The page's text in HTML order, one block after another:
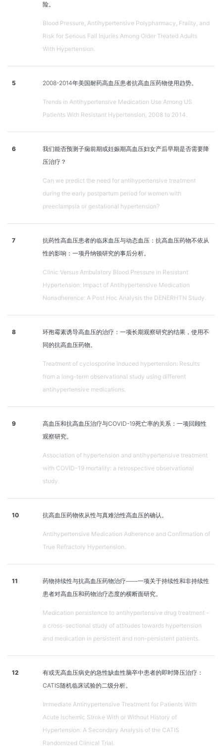
险。
Blood Pressure, Antihypertensive Polypharmacy, Frailty, and
Risk for Serious Fall Injuries Among Older Treated Adults
With Hypertension.
5 2008-2014年美国耐药高血压患者抗高血压药物使用趋势。
Trends in Antihypertensive Medication Use Among US
Patients With Resistant Hypertension, 2008 to 2014.
6
我们能否预测子痫前期或妊娠期高血压妇女产后早期是否需要降
压治疗？
Can we predict the need for antihypertensive treatment
during the early postpartum period for women with
preeclampsia or gestational hypertension?
7
抗药性高血压患者的临床血压与动态血压：抗高血压药物不依从
性的影响：一项丹纳顿研究的事后分析。
Clinic Versus Ambulatory Blood Pressure in Resistant
Hypertension: Impact of Antihypertensive Medication
Nonadherence: A Post Hoc Analysis the DENERHTN Study.
8
环孢霉素诱导高血压的治疗：一项长期观察研究的结果，使用不
同的抗高血压药物。
Treatment of cyclosporine induced hypertension: Results
from a long-term observational study using different
antihypertensive medications.
9
高血压和抗高血压治疗与COVID-19死亡率的关系：一项回顾性
观察研究。
Association of hypertension and antihypertensive treatment
with COVID-19 mortality: a retrospective observational
study.
10 抗高血压药物依从性与真难治性高血压的确认。
Antihypertensive Medication Adherence and Confirmation of
True Refractory Hypertension.
11
药物持续性与抗高血压药物治疗——一项关于持续性和非持续性
患者对高血压和药物治疗态度的横断面研究。
Medication persistence to antihypertensive drug treatment -
a cross-sectional study of attitudes towards hypertension
and medication in persistent and non-persistent patients.
12
有或无高血压病史的急性缺血性脑卒中患者的即时降压治疗：
CATIS随机临床试验的二级分析。
Immediate Antihypertensive Treatment for Patients With
Acute Ischemic Stroke With or Without History of
Hypertension: A Secondary Analysis of the CATIS
Randomized Clinical Trial.